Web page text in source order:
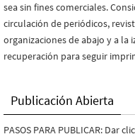
sea sin fines comerciales.
circulación de periódicos,
organizaciones de abajo y a
recuperación para seguir
Publicación Abierta
PASOS PARA PUBLICAR: Dar